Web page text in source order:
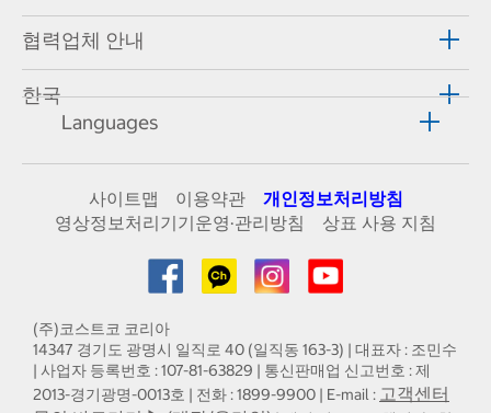
협력업체 안내
한국
Languages
사이트맵 이용약관
개인정보처리방침
영상정보처리기기운영·관리방침
상표 사용 지침
(주)코스트코 코리아
14347 경기도 광명시 일직로 40 (일직동 163-3) | 대표자 : 조민수
| 사업자 등록번호 : 107-81-63829 | 통신판매업 신고번호 : 제
2013-경기광명-0013호 | 전화 : 1899-9900 | E-mail : 고객센터